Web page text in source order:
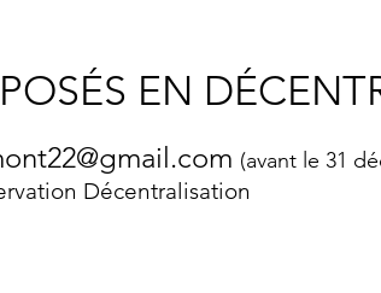
EN
(avant le 31
Décentralisation